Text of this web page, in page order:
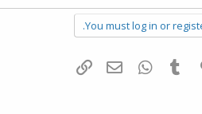
You must log in or
Pinterest
Tumblr
WhatsAppדואר אלקטרוני